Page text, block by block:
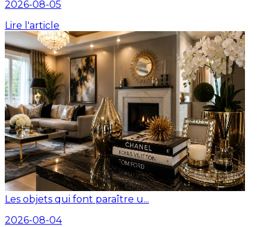
2026-08-05
Lire l'article
Les objets qui font paraître u...
2026-08-04